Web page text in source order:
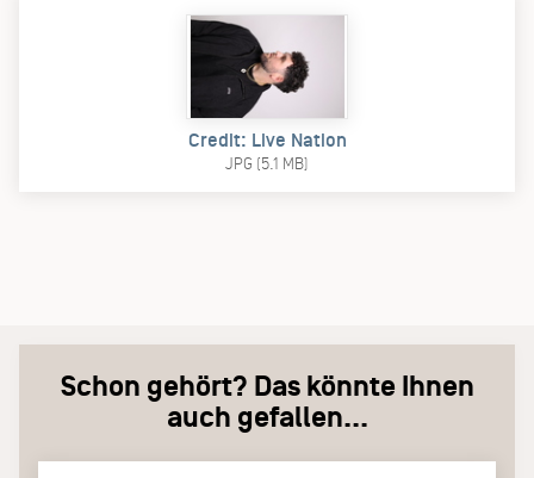
Credit: Live Nation
JPG (5.1 MB)
Schon gehört? Das könnte Ihnen
auch gefallen...